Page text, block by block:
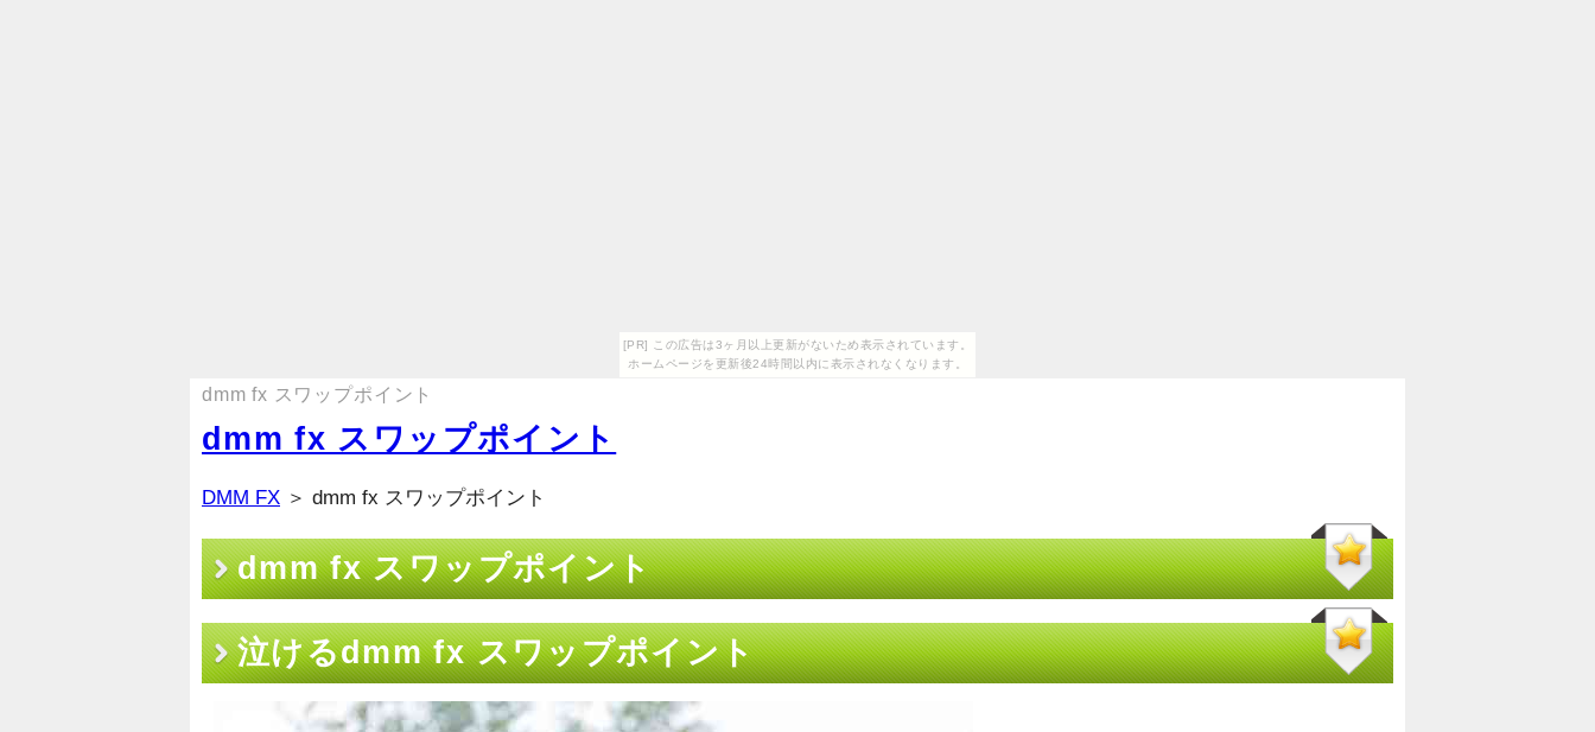
[PR] この広告は3ヶ月以上更新がないため表示されています。
ホームページを更新後24時間以内に表示されなくなります。
dmm fx スワップポイント
dmm fx スワップポイント
DMM FX ＞ dmm fx スワップポイント
dmm fx スワップポイント
泣けるdmm fx スワップポイント